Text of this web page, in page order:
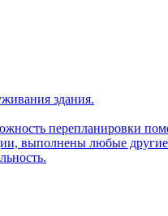
здания.
перепланировки
выполнены любые